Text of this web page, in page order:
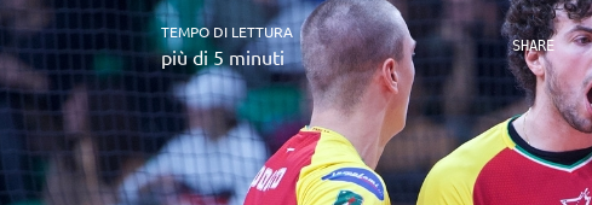
TEMPO DI LETTURA
più di 5 minuti SHARE